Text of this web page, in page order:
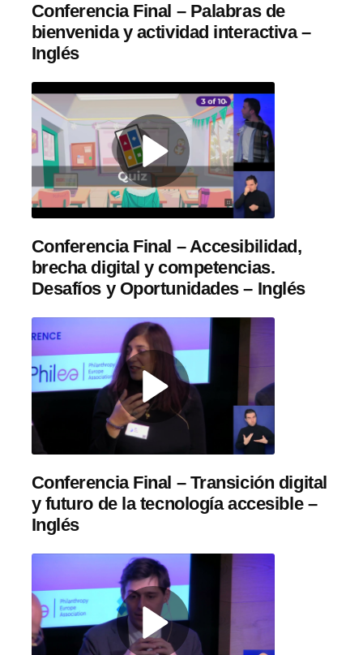
Conferencia Final – Palabras de
bienvenida y actividad interactiva –
Inglés
Conferencia Final – Accesibilidad,
brecha digital y competencias.
Desafíos y Oportunidades – Inglés
Conferencia Final – Transición digital
y futuro de la tecnología accesible –
Inglés